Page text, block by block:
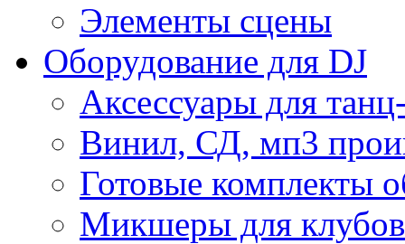
Элементы сцены
Оборудование для DJ
Аксессуары для
Винил, СД, мп3
Готовые комплекты
Микшеры для клубов